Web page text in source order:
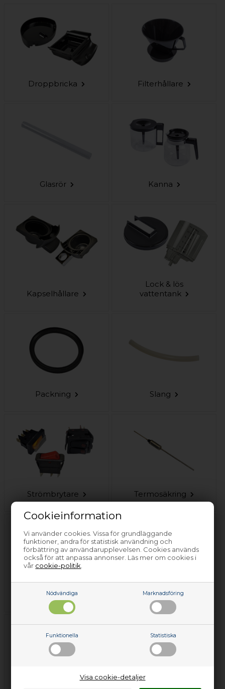
Cookieinformation
Vi använder cookies. Vissa för grundläggande
funktioner, andra för statistisk användning och
förbättring av användarupplevelsen. Cookies används
också för att anpassa annonser. Läs mer om cookies i
vår cookie-politik
Nödvändiga Marknadsföring
Funktionella Statistiska
Visa cookie-detaljer
Droppbricka Filterhållare
Glasrör Kanna
Kapselhållare
Lock & lös
vattentank
Packning Slang
Strömbrytare Termosäkring
Vattenutlopp Värmeelement